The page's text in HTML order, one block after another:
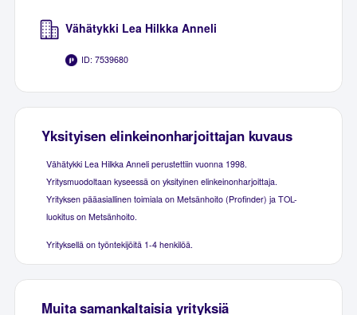
Vähätykki Lea Hilkka Anneli
ID: 7539680
Yksityisen elinkeinonharjoittajan kuvaus
Vähätykki Lea Hilkka Anneli perustettiin vuonna 1998.
Yritysmuodoltaan kyseessä on yksityinen elinkeinonharjoittaja.
Yrityksen pääasiallinen toimiala on Metsänhoito (Profinder) ja TOL-
luokitus on Metsänhoito.
Yrityksellä on työntekijöitä 1-4 henkilöä.
Muita samankaltaisia yrityksiä